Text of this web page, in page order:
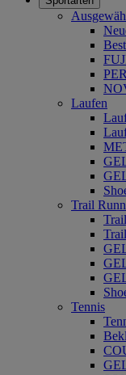
Laufen
Trail
Tennis